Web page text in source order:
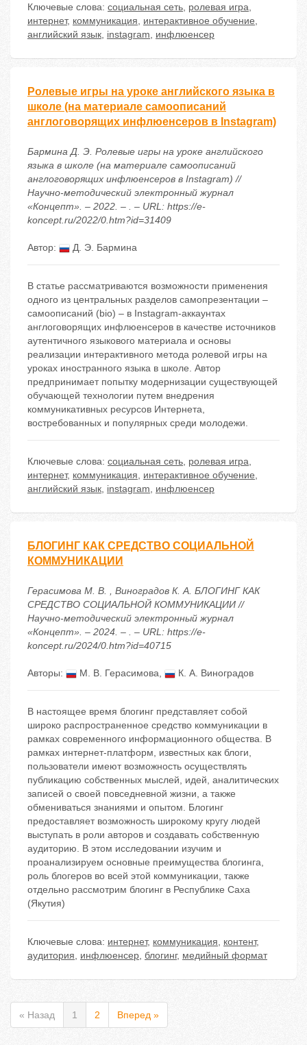
Ключевые слова: социальная сеть, ролевая игра,
интернет, коммуникация, интерактивное обучение,
английский язык, instagram, инфлюенсер
Ролевые игры на уроке английского языка в
школе (на материале самоописаний
англоговорящих инфлюенсеров в Instagram)
Бармина Д. Э. Ролевые игры на уроке английского
языка в школе (на материале самоописаний
англоговорящих инфлюенсеров в Instagram) //
Научно-методический электронный журнал
«Концепт». – 2022. – . – URL: https://e-
koncept.ru/2022/0.htm?id=31409
Автор: Д. Э. Бармина
В статье рассматриваются возможности применения
одного из центральных разделов самопрезентации –
самоописаний (bio) – в Instagram-аккаунтах
англоговорящих инфлюенсеров в качестве источников
аутентичного языкового материала и основы
реализации интерактивного метода ролевой игры на
уроках иностранного языка в школе. Автор
предпринимает попытку модернизации существующей
обучающей технологии путем внедрения
коммуникативных ресурсов Интернета,
востребованных и популярных среди молодежи.
Ключевые слова: социальная сеть, ролевая игра,
интернет, коммуникация, интерактивное обучение,
английский язык, instagram, инфлюенсер
БЛОГИНГ КАК СРЕДСТВО СОЦИАЛЬНОЙ
КОММУНИКАЦИИ
Герасимова М. В. , Виноградов К. А. БЛОГИНГ КАК
СРЕДСТВО СОЦИАЛЬНОЙ КОММУНИКАЦИИ //
Научно-методический электронный журнал
«Концепт». – 2024. – . – URL: https://e-
koncept.ru/2024/0.htm?id=40715
Авторы: М. В. Герасимова, К. А. Виноградов
В настоящее время блогинг представляет собой
широко распространенное средство коммуникации в
рамках современного информационного общества. В
рамках интернет-платформ, известных как блоги,
пользователи имеют возможность осуществлять
публикацию собственных мыслей, идей, аналитических
записей о своей повседневной жизни, а также
обмениваться знаниями и опытом. Блогинг
предоставляет возможность широкому кругу людей
выступать в роли авторов и создавать собственную
аудиторию. В этом исследовании изучим и
проанализируем основные преимущества блогинга,
роль блогеров во всей этой коммуникации, также
отдельно рассмотрим блогинг в Республике Саха
(Якутия)
Ключевые слова: интернет, коммуникация, контент,
аудитория, инфлюенсер, блогинг, медийный формат
« Назад 1 2 Вперед »